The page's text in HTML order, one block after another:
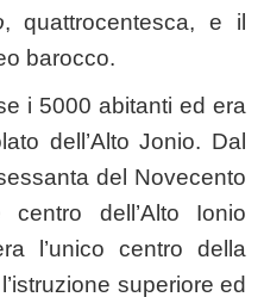
, quattrocentesca, e il
barocco.
i 5000 abitanti ed era
dell’Alto Jonio. Dal
del Novecento
dell’Alto Ionio
l’unico centro della
superiore ed